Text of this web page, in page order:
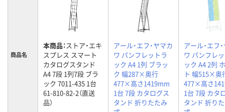
商品名
本商品：ストア・エキ
スプレス スマート
カタログスタンド
A4 7段 1列7段 ブラ
ック 7011-435 1台
61-810-82-2（直送
品）
アール・エフ・ヤマカ
ワ パンフレットラ
ック A4 1列 ブラッ
ク 幅287×奥行
477×高さ1419mm
1台 7段 カタログス
タンド 折りたたみ
アール・エフ
ワ パンフレ
ック A4 2列
ト 幅515×奥
477×高さ
1台 7段 カタ
タンド 折り